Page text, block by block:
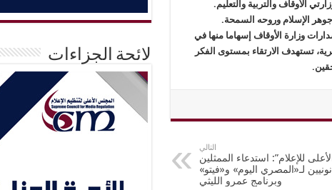
الإسلام وروحه السمحة.
وزارة الأوقاف إسهاما منها في
تستهدف الارتقاء بمستوى الفكر
التالي
للإعلام”: استدعاء الممثلين
لـ«المصري اليوم» و«فيتو»
وبرنامج عمرو الليثي
لائحة الجزاءات